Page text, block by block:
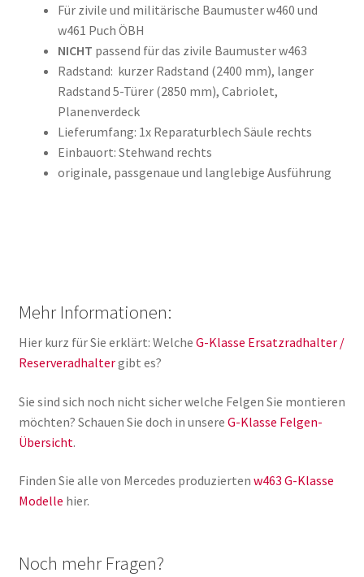
Für zivile und militärische Baumuster w460 und
w461 Puch ÖBH
NICHT passend für das zivile Baumuster w463
Radstand: kurzer Radstand (2400 mm), langer
Radstand 5-Türer (2850 mm), Cabriolet,
Planenverdeck
Lieferumfang: 1x Reparaturblech Säule rechts
Einbauort: Stehwand rechts
originale, passgenaue und langlebige Ausführung
Mehr Informationen:
Hier kurz für Sie erklärt: Welche G-Klasse Ersatzradhalter /
Reserveradhaltergibt es?
Sie sind sich noch nicht sicher welche Felgen Sie montieren
möchten? Schauen Sie doch in unsere G-Klasse Felgen-
Übersicht.
Finden Sie alle von Mercedes produzierten w463 G-Klasse
Modelle hier.
Noch mehr Fragen?